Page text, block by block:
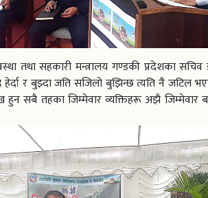
तथा सहकारी मन्त्रालय गण्डकी प्रदेशका सचिव
हेर्दा र बुझ्दा जति सजिलो बुझिन्छ त्यति नै
हुन सबै तहका जिम्मेवार व्यक्तिहरू अझै जिम्मेवार